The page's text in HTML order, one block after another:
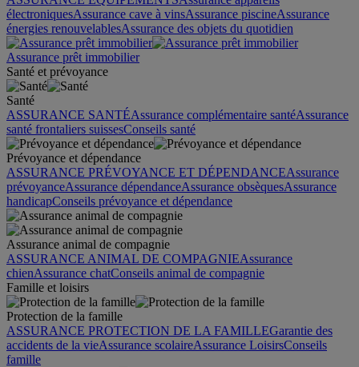
électroniquesAssurance cave à vinsAssurance piscineAssurance
énergies renouvelablesAssurance des objets du quotidien
Assurance prêt immobilier
Santé et prévoyance
Santé
ASSURANCE SANTÉAssurance complémentaire santéAssurance
santé frontaliers suissesConseils santé
Prévoyance et dépendance
ASSURANCE PRÉVOYANCE ET DÉPENDANCEAssurance
prévoyanceAssurance dépendanceAssurance obsèquesAssurance
handicapConseils prévoyance et dépendance
Assurance animal de compagnie
ASSURANCE ANIMAL DE COMPAGNIEAssurance
chienAssurance chatConseils animal de compagnie
Famille et loisirs
Protection de la famille
ASSURANCE PROTECTION DE LA FAMILLEGarantie des
accidents de la vieAssurance scolaireAssurance LoisirsConseils
famille